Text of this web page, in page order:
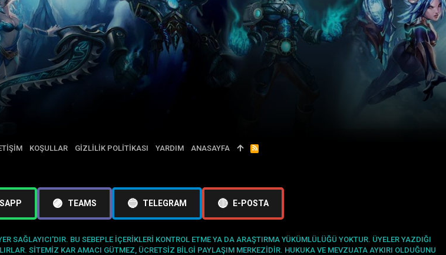
KOŞULLAR GIZLILIK POLITIKASI YARDIM ANASAYFA
R
S
🟣 TEAMS 🔵 TELEGRAM 🔴 E-POSTA
BU SEBEPLE IÇERIKLERI KONTROL ETME YA DA ARAŞTIRMA YÜKÜMLÜLÜĞÜ YOKTUR. ÜYELER YAZDIĞI
SITEMIZ KAR AMACI GÜTMEZ, ÜCRETSIZ BILGI PAYLAŞIM MERKEZIDIR. HUKUKA VE MEVZUATA AYKIRI OLDUĞUNU